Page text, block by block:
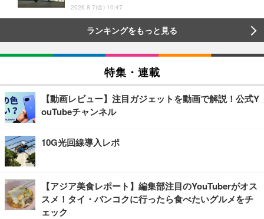
2026.8.7(金) 10:47
ランキングをもっと見る
特集・連載
【動画レビュー】注目ガジェットを動画で解説！公式Y
ouTubeチャンネル
10G光回線導入レポ
【アジア美食レポート】編集部注目のYouTuberがオス
スメ！タイ・バンコクに行ったら食べたいグルメをチ
ェック